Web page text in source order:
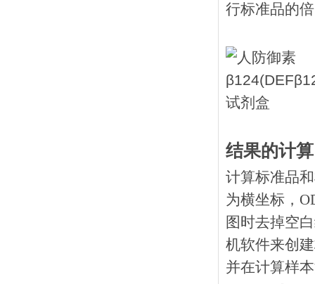
行标准品的
结果的计算
计算标准品
为横坐标，
图时去掉空
机软件来创
并在计算样